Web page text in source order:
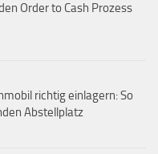
Order to Cash Prozess
richtig einlagern: So
Abstellplatz